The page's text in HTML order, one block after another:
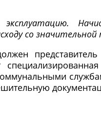
со значительной